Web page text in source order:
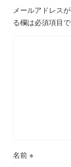
メールアドレス
る欄は必須項目
名前 ※